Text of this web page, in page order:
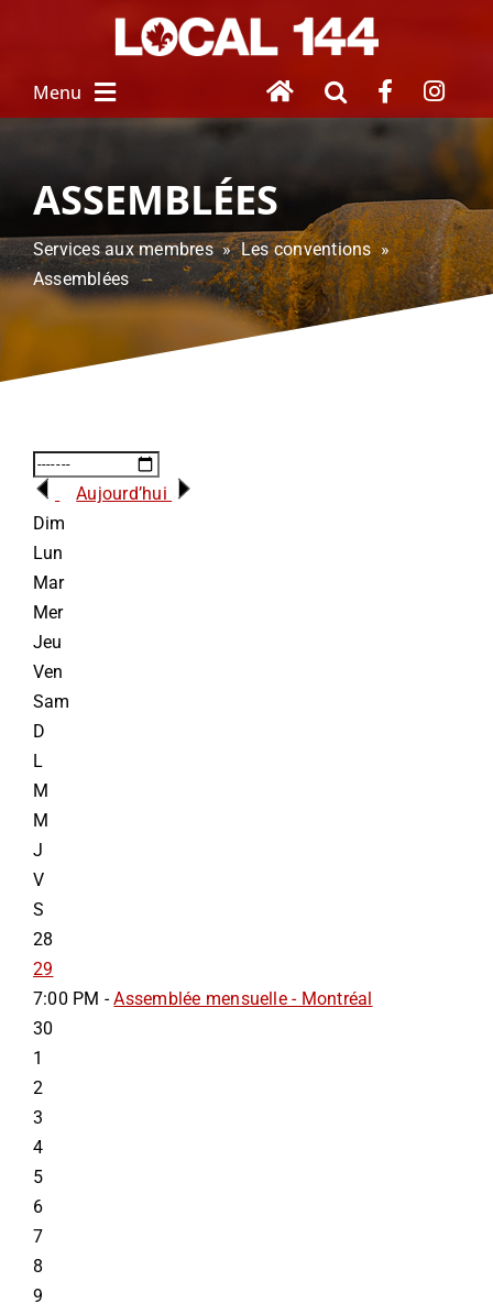
Menu
NOUVEAU SALARIÉ
AUX MEMBRES
HOMMAGE À
INFORMATIONS
NOUS JOINDRE
ASSEMBLÉES
Services aux membres » Les conventions »
Assemblées
Aujourd’hui
Dim
Lun
Mar
Mer
Jeu
Ven
Sam
D
L
M
M
J
V
S
28
29
7:00 PM -Assemblée mensuelle - Montréal
30
1
2
3
4
5
6
7
8
9